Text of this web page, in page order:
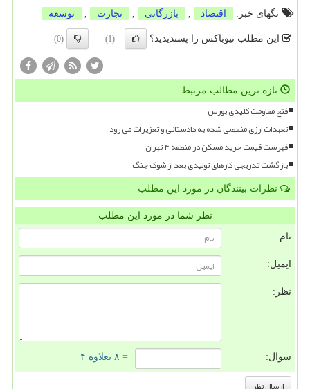
تگهای خبر:
اقتصاد بازرگانی تجارت توسعه
این مطلب نیوباکس را پسندیدید؟ (1)
(0)
تازه ترین مطالب مرتبط
فتح مقاومت کلیدی بورس
تعهدات ارزی منقضی شده به دادستانی و تعزیرات می رود
فهرست قیمت خرید مسکن در منطقه ۴ تهران
بازگشت تدریجی کارهای تولیدی بعد از شوک جنگ
نظرات بینندگان در مورد این مطلب
نظر شما در مورد این مطلب
نام:
ایمیل:
نظر:
سوال: = ۸ بعلاوه ۴